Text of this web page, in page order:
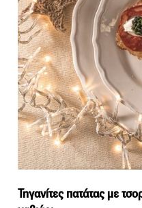
Τηγανίτες πατάτας με